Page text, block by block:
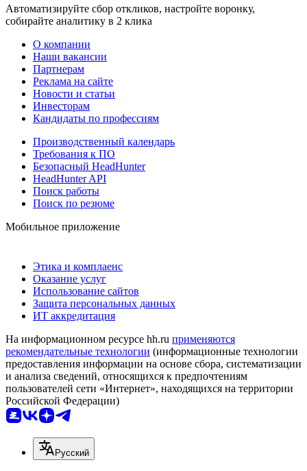
Автоматизируйте сбор откликов, настройте воронку,
собирайте аналитику в 2 клика
О компании
Наши вакансии
Партнерам
Реклама на сайте
Новости и статьи
Инвесторам
Кандидаты по профессиям
Производственный календарь
Требования к ПО
Безопасный HeadHunter
HeadHunter API
Поиск работы
Поиск по резюме
Мобильное приложение
Этика и комплаенс
Оказание услуг
Использование сайтов
Защита персональных данных
ИТ аккредитация
На информационном ресурсе hh.ru применяются
рекомендательные технологии (информационные технологии
предоставления информации на основе сбора, систематизации
и анализа сведений, относящихся к предпочтениям
пользователей сети «Интернет», находящихся на территории
Российской Федерации)
Русский